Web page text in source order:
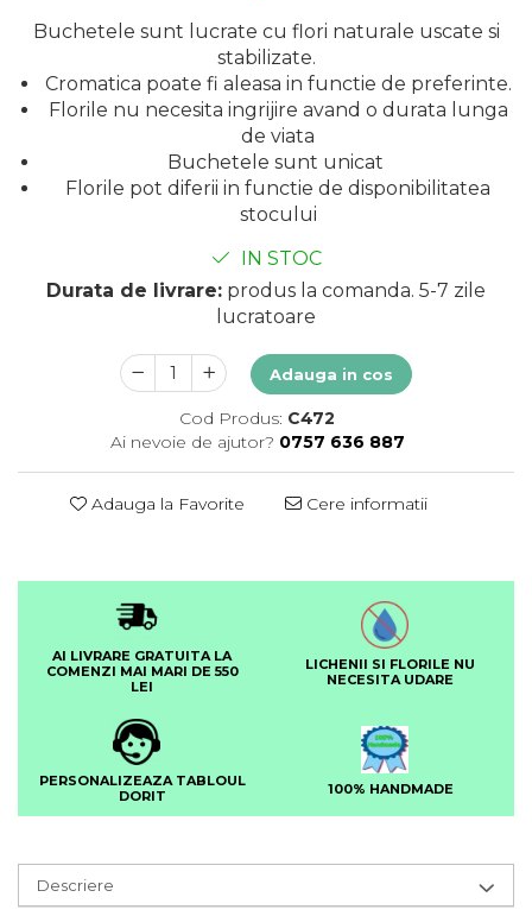
Buchetele sunt lucrate cu flori naturale uscate si
stabilizate.
Cromatica poate fi aleasa in functie de preferinte.
Florile nu necesita ingrijire avand o durata lunga
de viata
Buchetele sunt unicat
Florile pot diferii in functie de disponibilitatea
stocului
IN STOC
Durata de livrare: produs la comanda. 5-7 zile
lucratoare
Adauga in cos
Cod Produs: C472
Ai nevoie de ajutor? 0757 636 887
Adauga la Favorite Cere informatii
AI LIVRARE GRATUITA LA
COMENZI MAI MARI DE 550
LEI
LICHENII SI FLORILE NU
NECESITA UDARE
PERSONALIZEAZA TABLOUL
DORIT
100% HANDMADE
Descriere